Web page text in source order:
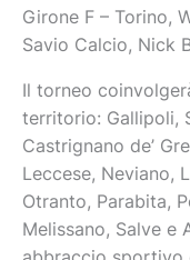
Girone F – Torino,
Savio Calcio, Nick
Il torneo
territorio: Gallipoli,
Castrignano de’
Leccese, Neviano,
Otranto, Parabita,
Melissano, Salve e